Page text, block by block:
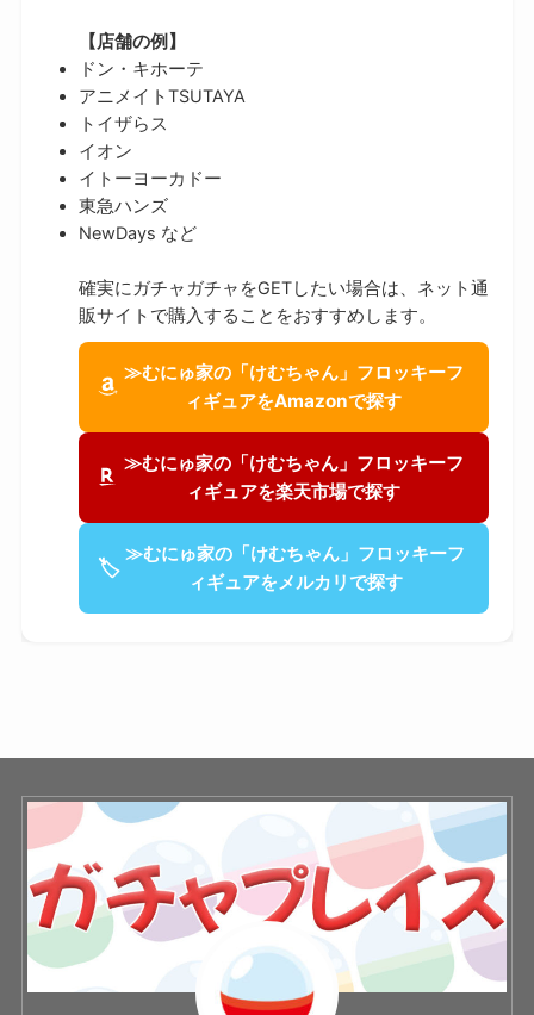
【店舗の例】
ドン・キホーテ
アニメイトTSUTAYA
トイザらス
イオン
イトーヨーカドー
東急ハンズ
NewDays など
確実にガチャガチャをGETしたい場合は、ネット通
販サイトで購入することをおすすめします。
≫むにゅ家の「けむちゃん」フロッキーフ
ィギュアをAmazonで探す
≫むにゅ家の「けむちゃん」フロッキーフ
ィギュアを楽天市場で探す
🏷
≫むにゅ家の「けむちゃん」フロッキーフ
ィギュアをメルカリで探す